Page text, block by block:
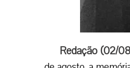
Redação (02/